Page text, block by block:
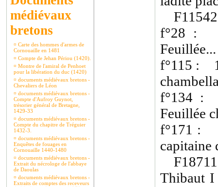
médiévaux
bretons
¤ Carte des hommes d'armes de
Cornouaille en 1481
¤ Compte de Jehan Périou (1420).
¤ Montre de l'amiral de Penhoet
pour la libération du duc (1420)
¤ documents médiévaux bretons -
Chevaliers de Léon
¤ documents médiévaux bretons -
Compte d'Aufroy Guynot,
trésorier général de Bretagne,
1429-33
¤ documents médiévaux bretons -
Compte du chapitre de Tréguier
1432-3.
¤ documents médiévaux bretons -
Enquêtes de fouages en
Cornouaille 1440-1480
¤ documents médiévaux bretons -
Extrait du nécrologe de l'abbaye
de Daoulas
¤ documents médiévaux bretons -
Extraits de comptes des receveurs
f°28 :
Feuillée...
f°115 :
f°134 :
Feuillée
f°171 :
capitaine
Thibaut I